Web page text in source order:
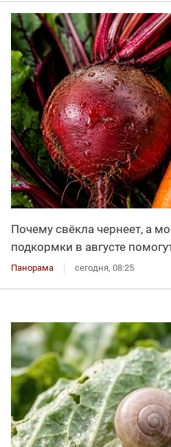
Почему свёкла чернеет, а
подкормки в августе
Панорама сегодня, 08:25